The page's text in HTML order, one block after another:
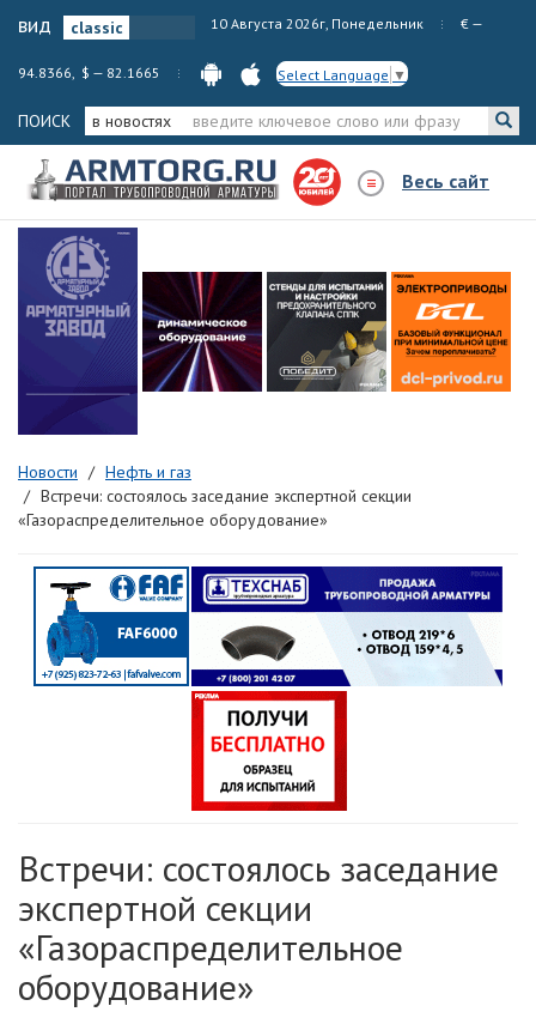
вид 10 Августа 2026г, Понедельник € —
94.8366, $ — 82.1665 Select Language ▼
ПОИСК в новостях
Весь сайт
Новости
Нефть и газ
Встречи: состоялось заседание экспертной секции
«Газораспределительное оборудование»
Встречи: состоялось заседание
экспертной секции
«Газораспределительное
оборудование»